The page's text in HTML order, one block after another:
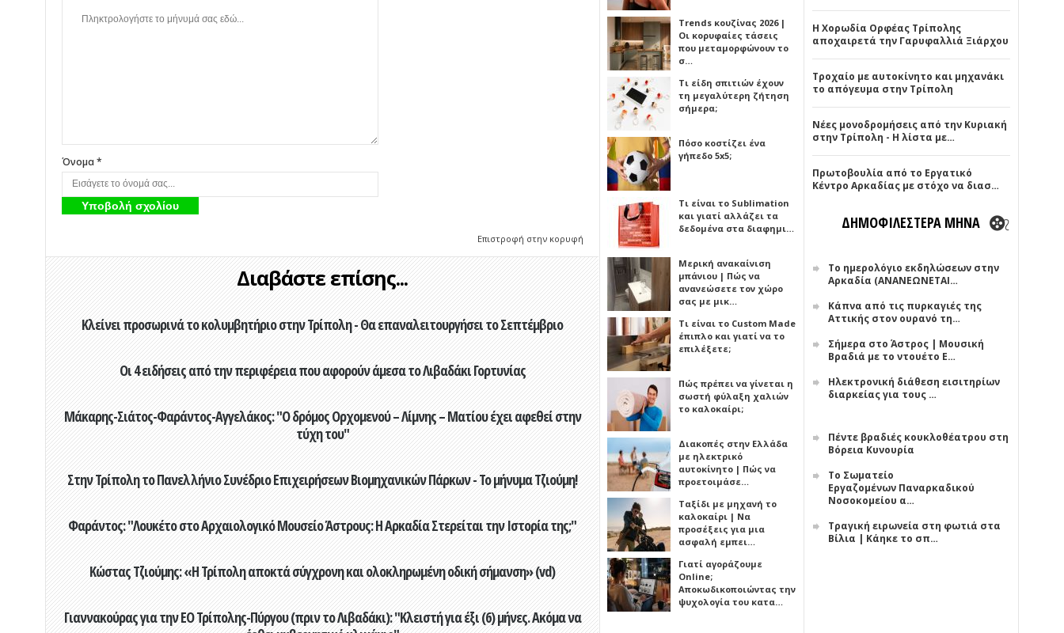
Όνομα *
Επιστροφή στην κορυφή
Διαβάστε επίσης...
Κλείνει προσωρινά το κολυμβητήριο στην Τρίπολη - Θα επαναλειτουργήσει το Σεπτέμβριο
Οι 4 ειδήσεις από την περιφέρεια που αφορούν άμεσα το Λιβαδάκι Γορτυνίας
Μάκαρης-Σιάτος-Φαράντος-Αγγελάκος: "Ο δρόμος Ορχομενού – Λίμνης – Ματίου έχει αφεθεί στην
τύχη του"
Στην Τρίπολη το Πανελλήνιο Συνέδριο Επιχειρήσεων Βιομηχανικών Πάρκων - Το μήνυμα Τζιούμη!
Φαράντος: "Λουκέτο στο Αρχαιολογικό Μουσείο Άστρους: Η Αρκαδία Στερείται την Ιστορία της;"
Κώστας Τζιούμης: «Η Τρίπολη αποκτά σύγχρονη και ολοκληρωμένη οδική σήμανση» (vd)
Γιαννακούρας για την EO Τρίπολης-Πύργου (πριν το Λιβαδάκι): "Κλειστή για έξι (6) μήνες. Ακόμα να
Trends κουζίνας 2026 |
Οι κορυφαίες τάσεις
που μεταμορφώνουν το
σ…
Τι είδη σπιτιών έχουν
τη μεγαλύτερη ζήτηση
σήμερα;
Πόσο κοστίζει ένα
γήπεδο 5x5;
Τι είναι το Sublimation
και γιατί αλλάζει τα
δεδομένα στα διαφημι…
Μερική ανακαίνιση
μπάνιου | Πώς να
ανανεώσετε τον χώρο
σας με μικ…
Τι είναι το Custom Made
έπιπλο και γιατί να το
επιλέξετε;
Πώς πρέπει να γίνεται η
σωστή φύλαξη χαλιών
το καλοκαίρι;
Διακοπές στην Ελλάδα
με ηλεκτρικό
αυτοκίνητο | Πώς να
προετοιμάσε…
Ταξίδι με μηχανή το
καλοκαίρι | Να
προσέξεις για μια
ασφαλή εμπει…
Γιατί αγοράζουμε
Online;
Αποκωδικοποιώντας την
ψυχολογία του κατα…
Η Χορωδία Ορφέας Τρίπολης
αποχαιρετά την Γαρυφαλλιά Ξιάρχου
Τροχαίο με αυτοκίνητο και μηχανάκι
το απόγευμα στην Τρίπολη
Νέες μονοδρομήσεις από την Κυριακή
στην Τρίπολη - Η λίστα με…
Πρωτοβουλία από το Εργατικό
Κέντρο Αρκαδίας με στόχο να διασ…
ΔΗΜΟΦΙΛΕΣΤΕΡΑ ΜΗΝΑ
Το ημερολόγιο εκδηλώσεων στην
Αρκαδία (ΑΝΑΝΕΩΝΕΤΑΙ…
Κάπνα από τις πυρκαγιές της
Αττικής στον ουρανό τη…
Σήμερα στο Άστρος | Μουσική
Βραδιά με το ντουέτο Ε…
Ηλεκτρονική διάθεση εισιτηρίων
διαρκείας για τους …
Πέντε βραδιές κουκλοθέατρου στη
Βόρεια Κυνουρία
Το Σωματείο
Εργαζομένων Παναρκαδικού
Νοσοκομείου α…
Τραγική ειρωνεία στη φωτιά στα
Βίλια | Κάηκε το σπ…